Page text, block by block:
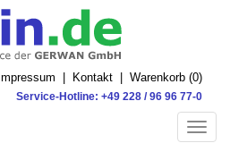
Impressum Kontakt Warenkorb (0)
Service-Hotline: +49 228 / 96 96 77-0
Toggle